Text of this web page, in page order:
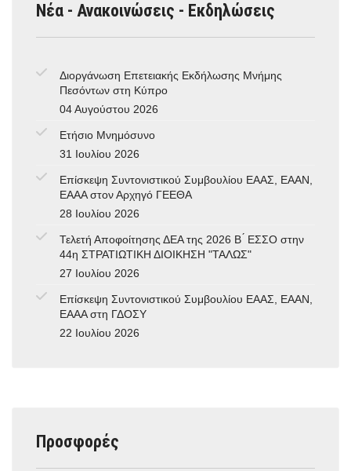
Νέα - Ανακοινώσεις - Εκδηλώσεις
Διοργάνωση Επετειακής Εκδήλωσης Μνήμης
Πεσόντων στη Κύπρο
04 Αυγούστου 2026
Ετήσιο Μνημόσυνο
31 Ιουλίου 2026
Επίσκεψη Συντονιστικού Συμβουλίου ΕΑΑΣ, ΕΑΑΝ,
ΕΑΑΑ στον Αρχηγό ΓΕΕΘΑ
28 Ιουλίου 2026
Τελετή Αποφοίτησης ΔΕΑ της 2026 Β ́ ΕΣΣΟ στην
44η ΣΤΡΑΤΙΩΤΙΚΗ ΔΙΟΙΚΗΣΗ "ΤΑΛΩΣ"
27 Ιουλίου 2026
Επίσκεψη Συντονιστικού Συμβουλίου ΕΑΑΣ, ΕΑΑΝ,
ΕΑΑΑ στη ΓΔΟΣΥ
22 Ιουλίου 2026
Προσφορές